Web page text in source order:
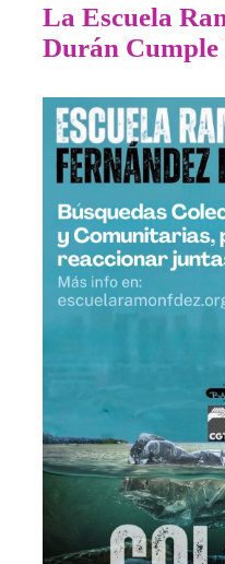
La Escuela
Durán Cumple